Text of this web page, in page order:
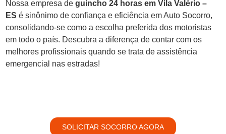
Nossa empresa de guincho 24 horas em Vila Valério –
ES é sinônimo de confiança e eficiência em Auto Socorro,
consolidando-se como a escolha preferida dos motoristas
em todo o país. Descubra a diferença de contar com os
melhores profissionais quando se trata de assistência
emergencial nas estradas!
SOLICITAR SOCORRO AGORA